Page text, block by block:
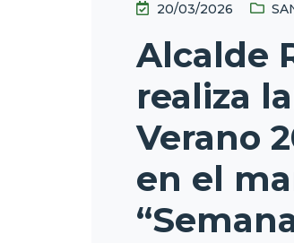
20/03/2026
Alcalde
realiza
Verano
en el